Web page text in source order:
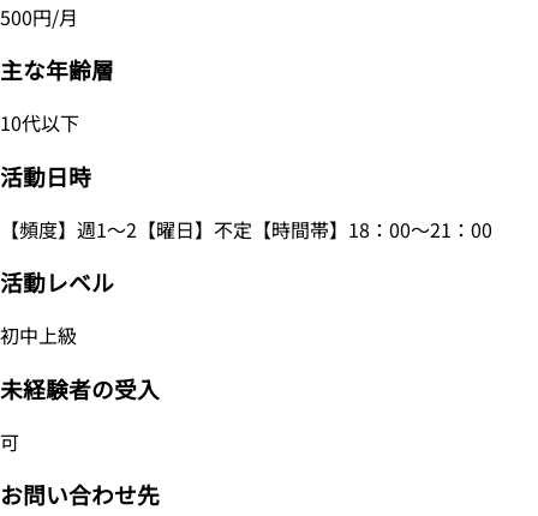
500円/月
主な年齢層
10代以下
活動日時
【頻度】週1～2【曜日】不定【時間帯】18：00～21：00
活動レベル
初中上級
未経験者の受入
可
お問い合わせ先